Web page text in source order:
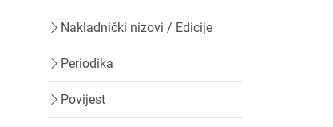
Nakladnički nizovi / Edicije
Periodika
Povijest